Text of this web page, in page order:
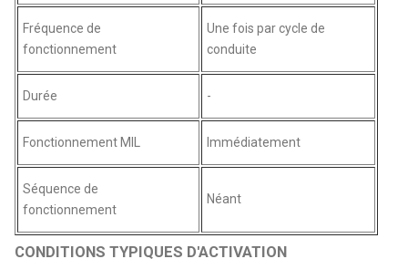
Fréquence de
fonctionnement
Une fois par cycle de
conduite
Durée -
Fonctionnement MIL Immédiatement
Séquence de
fonctionnement
Néant
CONDITIONS TYPIQUES D'ACTIVATION